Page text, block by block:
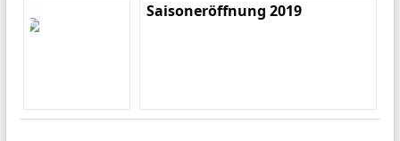
Saisoneröffnung 2019